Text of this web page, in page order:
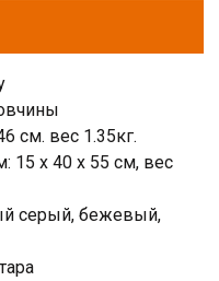
см. вес 1.35кг.
15 x 40 x 55 см, вес
серый, бежевый,